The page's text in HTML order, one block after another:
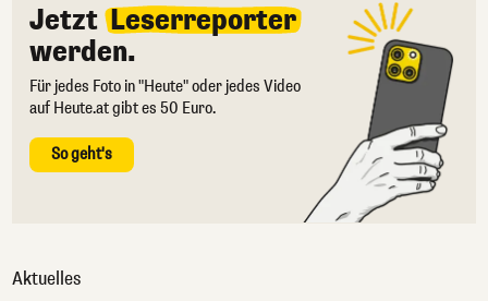
Jetzt Leserreporter
werden.
Für jedes Foto in "Heute" oder jedes Video
auf Heute.at gibt es 50 Euro.
So geht's
Aktuelles